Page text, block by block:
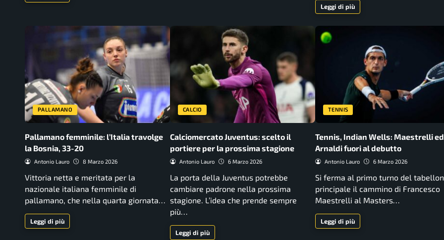
Leggi di più
PALLAMANO
Pallamano femminile: l’Italia travolge
la Bosnia, 33-20
Antonio Lauro 8 Marzo 2026
Vittoria netta e meritata per la
nazionale italiana femminile di
pallamano, che nella quarta giornata…
Leggi di più
CALCIO
Calciomercato Juventus: scelto il
portiere per la prossima stagione
Antonio Lauro 6 Marzo 2026
La porta della Juventus potrebbe
cambiare padrone nella prossima
stagione. L’idea che prende sempre
più…
Leggi di più
TENNIS
Tennis, Indian Wells: Maestrelli ed
Arnaldi fuori al debutto
Antonio Lauro 6 Marzo 2026
Si ferma al primo turno del
principale il cammino di Francesco
Maestrelli al Masters…
Leggi di più